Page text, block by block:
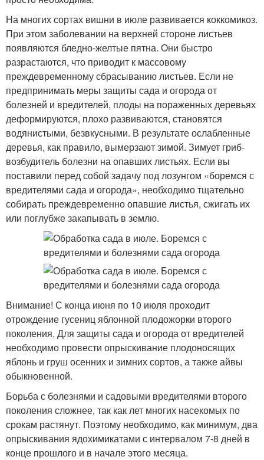
На многих сортах вишни в июле развивается коккомикоз.
При этом заболевании на верхней стороне листьев
появляются бледно-желтые пятна. Они быстро
разрастаются, что приводит к массовому
преждевременному сбрасыванию листьев. Если не
предпринимать меры защиты сада и огорода от
болезней и вредителей, плоды на пораженных деревьях
деформируются, плохо развиваются, становятся
водянистыми, безвкусными. В результате ослабленные
деревья, как правило, вымерзают зимой. Зимует гриб-
возбудитель болезни на опавших листьях. Если вы
поставили перед собой задачу под лозунгом «боремся с
вредителями сада и огорода», необходимо тщательно
собирать преждевременно опавшие листья, сжигать их
или поглубже закапывать в землю.
Внимание! С конца июня по 10 июля проходит
отрождение гусениц яблонной плодожорки второго
поколения. Для защиты сада и огорода от вредителей
необходимо провести опрыскивание плодоносящих
яблонь и груш осенних и зимних сортов, а также айвы
обыкновенной.
Борьба с болезнями и садовыми вредителями второго
поколения сложнее, так как лет многих насекомых по
срокам растянут. Поэтому необходимо, как минимум, два
опрыскивания ядохимикатами с интервалом 7-8 дней в
конце прошлого и в начале этого месяца.